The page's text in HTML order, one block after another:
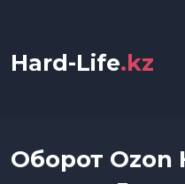
Hard-Life.kz
Оборот Ozon